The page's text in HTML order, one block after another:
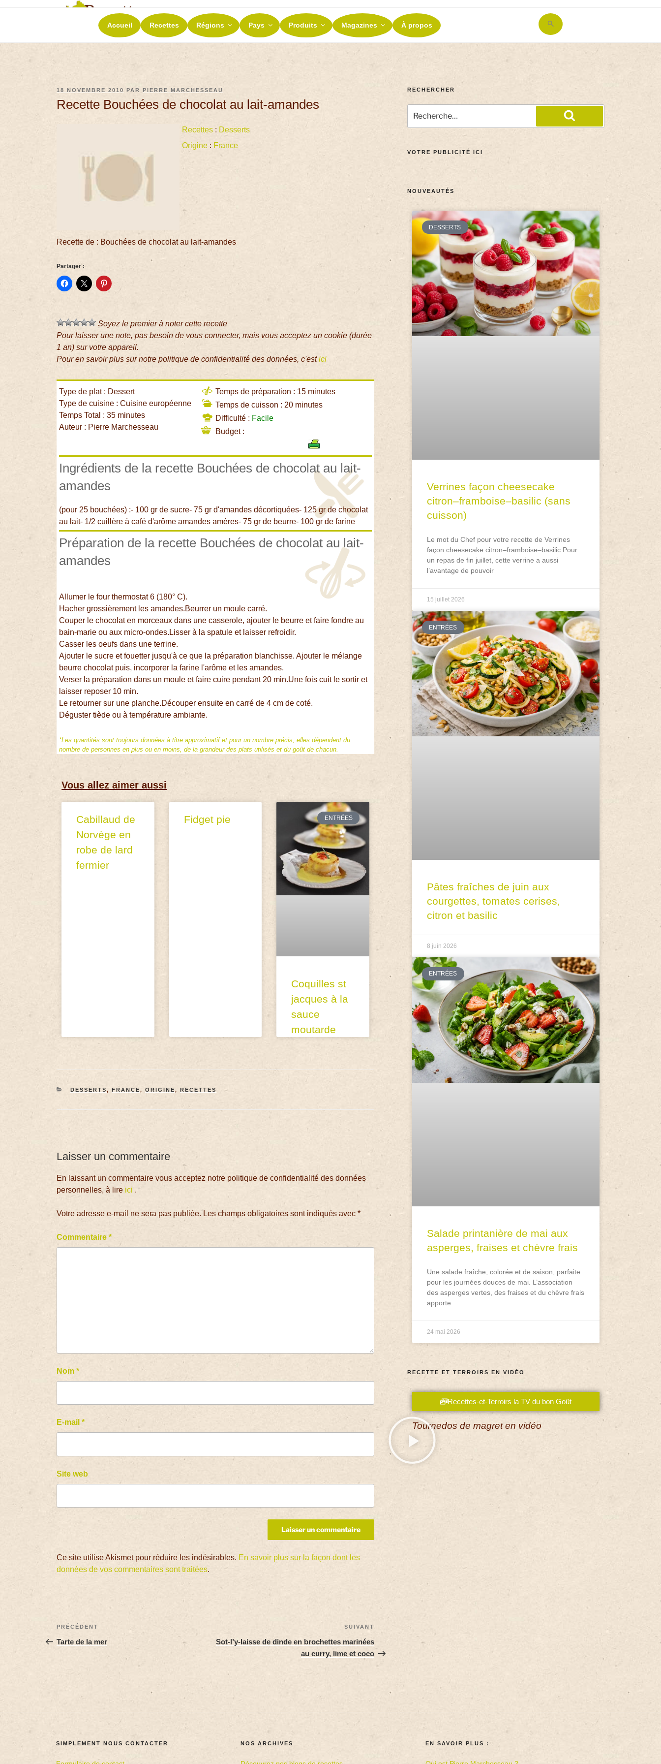
RECETTES ET TERROIRS
La richesse de nos terroirs
Accueil Recettes Régions Pays Produits Magazines À propos
Search
for:
18 NOVEMBRE 2010 PARPIERRE MARCHESSEAU
Recette Bouchées de chocolat au lait-amandes
Recettes : Desserts
Origine : France
Recette de : Bouchées de chocolat au lait-amandes
Partager :
Soyez le premier à noter cette recette
Pour laisser une note, pas besoin de vous connecter, mais vous acceptez un cookie (durée
1 an) sur votre appareil.
Pour en savoir plus sur notre politique de confidentialité des données, c'estici
Type de plat : Dessert
Type de cuisine : Cuisine européenne
Temps Total : 35 minutes
Auteur : Pierre Marchesseau
Temps de préparation : 15 minutes
Temps de cuisson : 20 minutes
Difficulté : Facile
Budget :
Ingrédients de la recette Bouchées de chocolat au lait-
amandes
(pour 25 bouchées) :- 100 gr de sucre- 75 gr d'amandes décortiquées- 125 gr de chocolat
au lait- 1/2 cuillère à café d'arôme amandes amères- 75 gr de beurre- 100 gr de farine
Préparation de la recette Bouchées de chocolat au lait-
amandes
Allumer le four thermostat 6 (180° C).
Hacher grossièrement les amandes.Beurrer un moule carré.
Couper le chocolat en morceaux dans une casserole, ajouter le beurre et faire fondre au
bain-marie ou aux micro-ondes.Lisser à la spatule et laisser refroidir.
Casser les oeufs dans une terrine.
Ajouter le sucre et fouetter jusqu'à ce que la préparation blanchisse. Ajouter le mélange
beurre chocolat puis, incorporer la farine l'arôme et les amandes.
Verser la préparation dans un moule et faire cuire pendant 20 min.Une fois cuit le sortir et
laisser reposer 10 min.
Le retourner sur une planche.Découper ensuite en carré de 4 cm de coté.
Déguster tiède ou à température ambiante.
*Les quantités sont toujours données à titre approximatif et pour un nombre précis, elles dépendent du
nombre de personnes en plus ou en moins, de la grandeur des plats utilisés et du goût de chacun.
Vous allez aimer aussi
Cabillaud de
Norvège en
robe de lard
fermier
Fidget pie ENTRÉES
Coquilles st
jacques à la
sauce
moutarde
DESSERTS, FRANCE, ORIGINE, RECETTES
Laisser un commentaire
En laissant un commentaire vous acceptez notre politique de confidentialité des données
personnelles, à lire ici .
Votre adresse e-mail ne sera pas publiée. Les champs obligatoires sont indiqués avec*
Commentaire*
Nom*
E-mail*
Site web
Ce site utilise Akismet pour réduire les indésirables. En savoir plus sur la façon dont les
données de vos commentaires sont traitées.
PRÉCÉDENT
Tarte de la mer
SUIVANT
Sot-l’y-laisse de dinde en brochettes marinées
au curry, lime et coco
RECHERCHER
VOTRE PUBLICITÉ ICI
NOUVEAUTÉS
DESSERTS
Verrines façon cheesecake
citron–framboise–basilic (sans
cuisson)
Le mot du Chef pour votre recette de Verrines
façon cheesecake citron–framboise–basilic Pour
un repas de fin juillet, cette verrine a aussi
l’avantage de pouvoir
15 juillet 2026
ENTRÉES
Pâtes fraîches de juin aux
courgettes, tomates cerises,
citron et basilic
8 juin 2026
ENTRÉES
Salade printanière de mai aux
asperges, fraises et chèvre frais
Une salade fraîche, colorée et de saison, parfaite
pour les journées douces de mai. L’association
des asperges vertes, des fraises et du chèvre frais
apporte
24 mai 2026
RECETTE ET TERROIRS EN VIDÉO
Recettes-et-Terroirs la TV du bon Goût
Tournedos de magret en vidéo
SIMPLEMENT NOUS CONTACTER NOS ARCHIVES EN SAVOIR PLUS :